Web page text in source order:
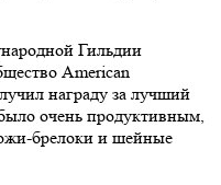
Гильдии
American
награду за лучший
очень продуктивным,
брелоки и шейные